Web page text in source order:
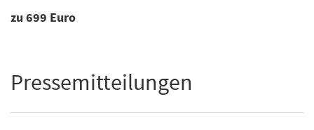
zu 699 Euro
Pressemitteilungen